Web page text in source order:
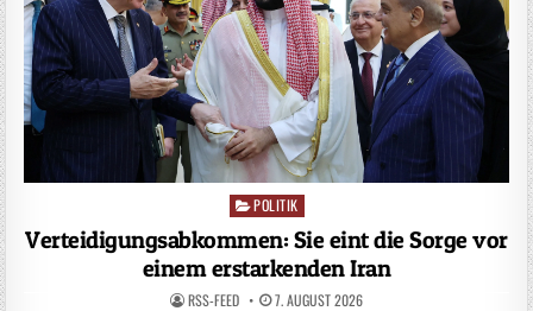
Posted
POLITIK
Verteidigungsabkommen: Sie eint die Sorge vor
einem erstarkenden Iran
RSS-FEED 7. AUGUST 2026